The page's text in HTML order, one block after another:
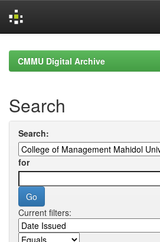
navigationCMMU Digital Archive
Search
Search:
for
Current filters: